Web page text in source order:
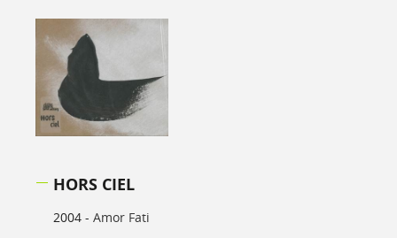
HORS CIEL
2004 - Amor Fati